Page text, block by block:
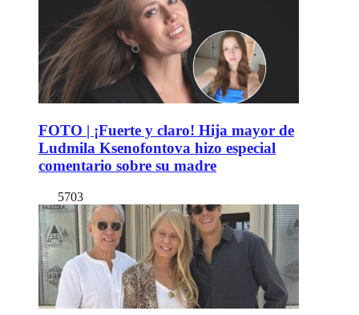
FOTO | ¡Fuerte y claro! Hija mayor de
Ludmila Ksenofontova hizo especial
comentario sobre su madre
5703